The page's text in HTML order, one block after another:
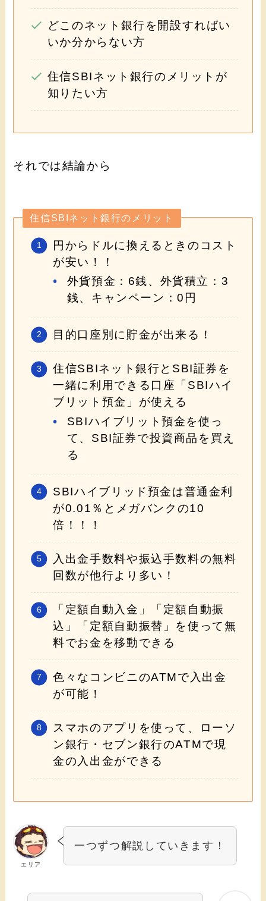
どこのネット銀行を開設すればい
いか分からない方
住信SBIネット銀行のメリットが
知りたい方
それでは結論から
住信SBIネット銀行のメリット
円からドルに換えるときのコスト
が安い！！
外貨預金：6銭、外貨積立：3
銭、キャンペーン：0円
目的口座別に貯金が出来る！
住信SBIネット銀行とSBI証券を
一緒に利用できる口座「SBIハイ
ブリット預金」が使える
SBIハイブリット預金を使っ
て、SBI証券で投資商品を買え
る
SBIハイブリッド預金は普通金利
が0.01％とメガバンクの10
倍！！！
入出金手数料や振込手数料の無料
回数が他行より多い！
「定額自動入金」「定額自動振
込」「定額自動振替」を使って無
料でお金を移動できる
色々なコンビニのATMで入出金
が可能！
スマホのアプリを使って、ローソ
ン銀行・セブン銀行のATMで現
金の入出金ができる
エリア
一つずつ解説していきます！